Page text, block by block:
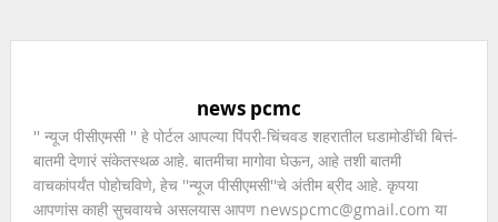
news pcmc
'' न्यूज पीसीएमसी '' हे पोर्टल आपल्या पिंपरी-चिंचवड शहरातील घडामोडींची बित्तं-
बातमी देणारं संकेतस्थळ आहे. बातमीचा मागोवा घेऊन, आहे तशी बातमी
वाचकांपर्यंत पोहोचविणे, हेच ''न्यूज पीसीएमसी''चे अंतीम ब्रीद आहे. कृपया
आपणांस काही सुचवायचे असलयास आपण newspcmc@gmail.com या